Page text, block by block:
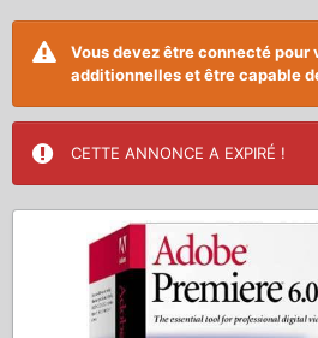
Vous devez être connecté pour
additionnelles et être capable
CETTE ANNONCE A EXPIRÉ !